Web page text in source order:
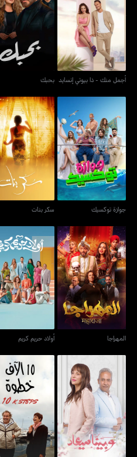
أجمل منك - ذا بيوتي إنسايد
أجمل منك - ذا بيوتي إنسايد
بحبك
بحبك
جوازة توكسيك
جوازة توكسيك
سكر بنات
سكر بنات
المهراجا
المهراجا
أولاد حريم كريم
أولاد حريم كريم
و بينا ميعاد 10 آلاف خطوة